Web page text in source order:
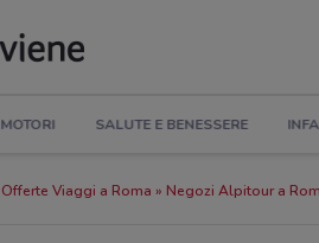
MOTORI SALUTE E BENESSERE
Offerte Viaggi a Roma Negozi Alpitour a